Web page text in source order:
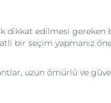
dikkat edilmesi gereken
bir seçim yapmanız
uzun ömürlü ve